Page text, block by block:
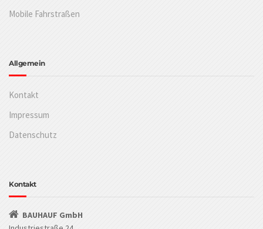
Mobile Fahrstraßen
Allgemein
Kontakt
Impressum
Datenschutz
Kontakt
BAUHAUF GmbH